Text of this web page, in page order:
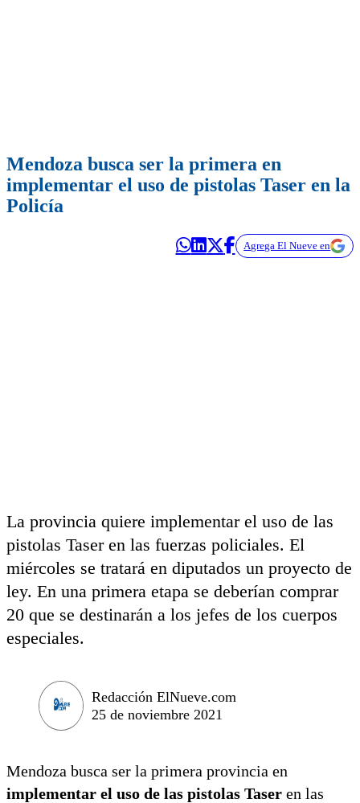
Mendoza busca ser la primera en
implementar el uso de pistolas Taser en la
Policía
Agrega El Nueve en
La provincia quiere implementar el uso de las
pistolas Taser en las fuerzas policiales. El
miércoles se tratará en diputados un proyecto de
ley. En una primera etapa se deberían comprar
20 que se destinarán a los jefes de los cuerpos
especiales.
Redacción ElNueve.com
25 de noviembre 2021
Mendoza busca ser la primera provincia en
implementar el uso de las pistolas Taser en las